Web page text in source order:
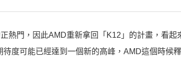
熱門，因此AMD重新拿回「K12」的計畫，看起
度可能已經達到一個新的高峰，AMD這個時候